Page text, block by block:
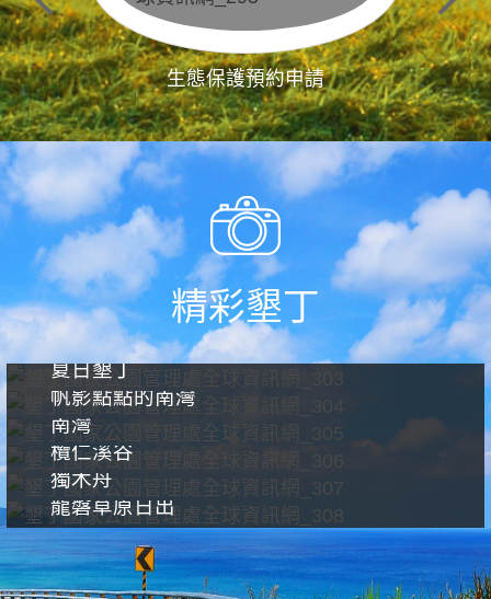
生態保護預約申請
精彩墾丁
夏日墾丁
帆影點點的南灣
南灣
欖仁溪谷
獨木舟
龍磐草原日出